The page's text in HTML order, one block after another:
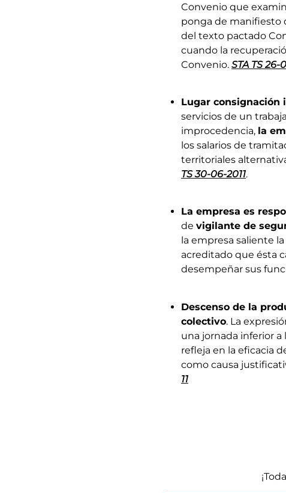
Convenio que
ponga de manifiesto
del texto pactado
cuando la
Convenio. STA TS 26-
Lugar consignación
servicios de un
improcedencia, la
los salarios de
territoriales
TS 30-06-2011.
La empresa es
de vigilante de
la empresa saliente
acreditado que ésta
desempeñar sus
Descenso de la
colectivo. La
una jornada inferior
refleja en la eficacia
como causa
11